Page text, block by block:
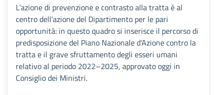
L’azione di prevenzione e contrasto alla tratta è al
centro dell’azione del Dipartimento per le pari
opportunità: in questo quadro si inserisce il percorso di
predisposizione del Piano Nazionale d’Azione contro la
tratta e il grave sfruttamento degli esseri umani
relativo al periodo 2022–2025, approvato oggi in
Consiglio dei Ministri.